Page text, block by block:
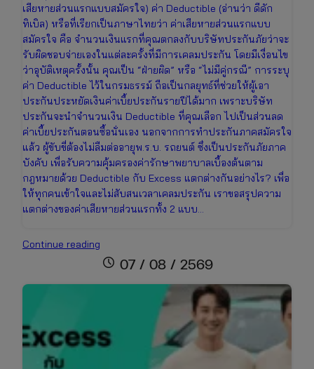
เสียหายส่วนแรกแบบสมัครใจ) ค่า Deductible (อ่านว่า ดีดัก
ทิเบิล) หรือที่เรียกเป็นภาษาไทยว่า ค่าเสียหายส่วนแรกแบบ
สมัครใจ คือ จำนวนเงินแรกที่คุณตกลงกับบริษัทประกันภัยว่าจะ
รับผิดชอบจ่ายเองในแต่ละครั้งที่มีการเคลมประกัน โดยมีเงื่อนไข
ว่าอุบัติเหตุครั้งนั้น คุณเป็น “ฝ่ายผิด” หรือ “ไม่มีคู่กรณี” การระบุ
ค่า Deductible ไว้ในกรมธรรม์ ถือเป็นกลยุทธ์ที่ช่วยให้ผู้เอา
ประกันประหยัดเงินค่าเบี้ยประกันรายปีได้มาก เพราะบริษัท
ประกันจะนำจำนวนเงิน Deductible ที่คุณเลือก ไปเป็นส่วนลด
ค่าเบี้ยประกันตอนซื้อนั่นเอง นอกจากการทำประกันภาคสมัครใจ
แล้ว ผู้ขับขี่ต้องไม่ลืมต่ออายุพ.ร.บ. รถยนต์ ซึ่งเป็นประกันภัยภาค
บังคับ เพื่อรับความคุ้มครองค่ารักษาพยาบาลเบื้องต้นตาม
กฎหมายด้วย Deductible กับ Excess แตกต่างกันอย่างไร? เพื่อ
ให้ทุกคนเข้าใจและไม่สับสนเวลาเคลมประกัน เราขอสรุปความ
แตกต่างของค่าเสียหายส่วนแรกทั้ง 2 แบบ…
Continue reading
คือ
มี
รถ
schedule 07 / 08 / 2569